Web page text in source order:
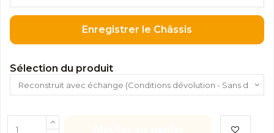
Enregistrer le Châssis
Sélection du produit